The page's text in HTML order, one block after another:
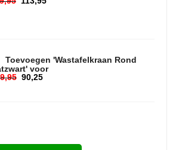
Toevoegen 'Wastafelkraan Rond
voor
90,25